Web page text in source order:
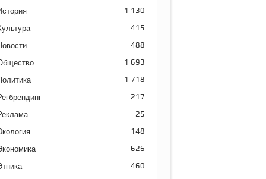
1 130
415
488
1 693
1 718
217
25
148
626
460